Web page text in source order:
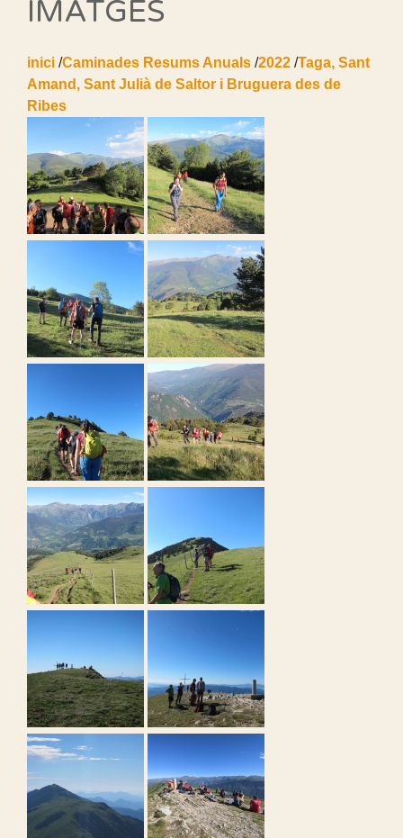
IMATGES
inici /Caminades Resums Anuals /2022 /Taga, Sant
Amand, Sant Julià de Saltor i Bruguera des de
Ribes